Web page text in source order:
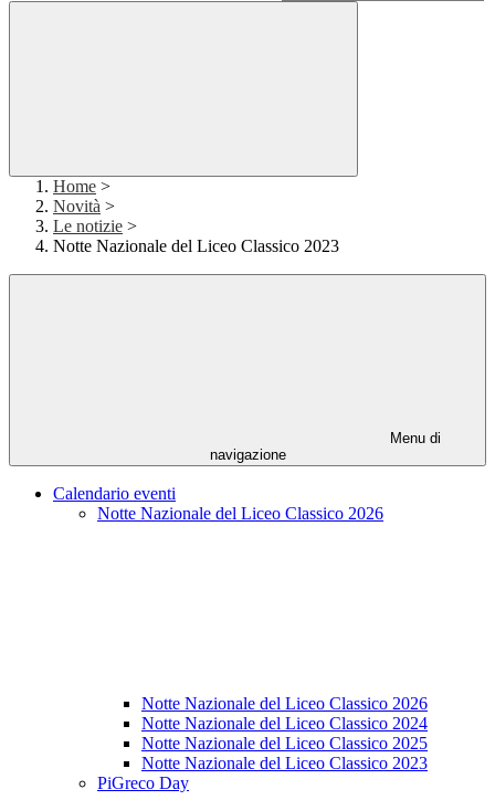
Home >
Novità >
Le notizie >
Notte Nazionale del Liceo Classico 2023
Menu di
navigazione
Calendario eventi
Notte Nazionale del Liceo Classico 2026
Notte Nazionale del Liceo Classico 2026
Notte Nazionale del Liceo Classico 2024
Notte Nazionale del Liceo Classico 2025
Notte Nazionale del Liceo Classico 2023
PiGreco Day